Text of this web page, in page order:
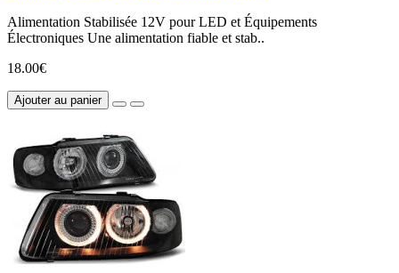
Alimentation Stabilisée 12V pour LED et Équipements
Électroniques Une alimentation fiable et stab..
18.00€
Ajouter au panier